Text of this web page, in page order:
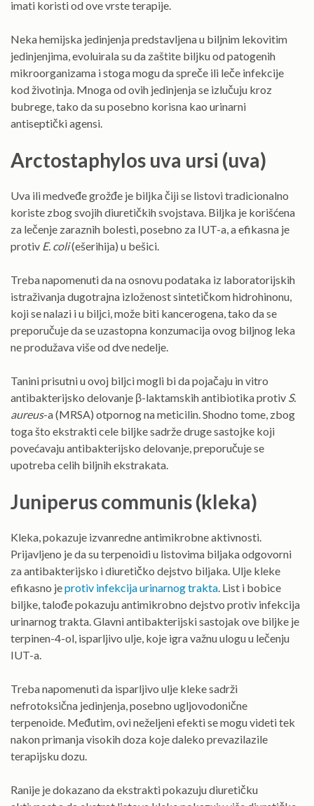
imati koristi od ove vrste terapije.
Neka hemijska jedinjenja predstavljena u biljnim lekovitim
jedinjenjima, evoluirala su da zaštite biljku od patogenih
mikroorganizama i stoga mogu da spreče ili leče infekcije
kod životinja. Mnoga od ovih jedinjenja se izlučuju kroz
bubrege, tako da su posebno korisna kao urinarni
antiseptički agensi.
Arctostaphylos uva ursi (uva)
Uva ili medveđe grožđe je biljka čiji se listovi tradicionalno
koriste zbog svojih diuretičkih svojstava. Biljka je korišćena
za lečenje zaraznih bolesti, posebno za IUT-a, a efikasna je
protiv E. coli(ešerihija) u bešici.
Treba napomenuti da na osnovu podataka iz laboratorijskih
istraživanja dugotrajna izloženost sintetičkom hidrohinonu,
koji se nalazi i u biljci, može biti kancerogena, tako da se
preporučuje da se uzastopna konzumacija ovog biljnog leka
ne produžava više od dve nedelje.
Tanini prisutni u ovoj biljci mogli bi da pojačaju in vitro
antibakterijsko delovanje β-laktamskih antibiotika protiv S.
aureus-a (MRSA) otpornog na meticilin. Shodno tome, zbog
toga što ekstrakti cele biljke sadrže druge sastojke koji
povećavaju antibakterijsko delovanje, preporučuje se
upotreba celih biljnih ekstrakata.
Juniperus communis (kleka)
Kleka, pokazuje izvanredne antimikrobne aktivnosti.
Prijavljeno je da su terpenoidi u listovima biljaka odgovorni
za antibakterijsko i diuretičko dejstvo biljaka. Ulje kleke
efikasno jeprotiv infekcija urinarnog trakta. List i bobice
biljke, talođe pokazuju antimikrobno dejstvo protiv infekcija
urinarnog trakta. Glavni antibakterijski sastojak ove biljke je
terpinen-4-ol, isparljivo ulje, koje igra važnu ulogu u lečenju
IUT-a.
Treba napomenuti da isparljivo ulje kleke sadrži
nefrotoksična jedinjenja, posebno ugljovodonične
terpenoide. Međutim, ovi neželjeni efekti se mogu videti tek
nakon primanja visokih doza koje daleko prevazilazile
terapijsku dozu.
Ranije je dokazano da ekstrakti pokazuju diuretičku